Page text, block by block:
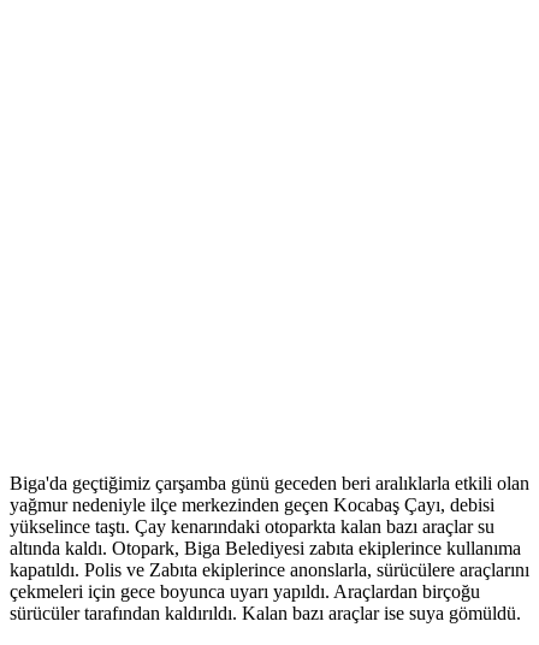
Biga'da geçtiğimiz çarşamba günü geceden beri aralıklarla etkili olan
yağmur nedeniyle ilçe merkezinden geçen Kocabaş Çayı, debisi
yükselince taştı. Çay kenarındaki otoparkta kalan bazı araçlar su
altında kaldı. Otopark, Biga Belediyesi zabıta ekiplerince kullanıma
kapatıldı. Polis ve Zabıta ekiplerince anonslarla, sürücülere araçlarını
çekmeleri için gece boyunca uyarı yapıldı. Araçlardan birçoğu
sürücüler tarafından kaldırıldı. Kalan bazı araçlar ise suya gömüldü.